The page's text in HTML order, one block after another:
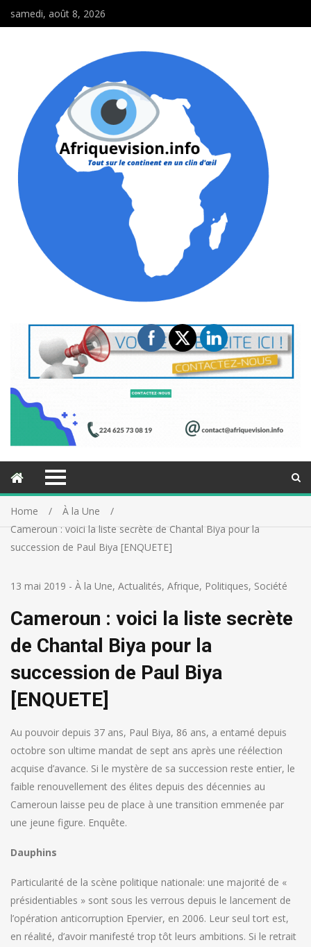
samedi, août 8, 2026
Home
À la Une
Cameroun : voici la liste secrète de Chantal Biya pour la
succession de Paul Biya [ENQUETE]
13 mai 2019 - À la Une, Actualités, Afrique, Politiques, Société
Cameroun : voici la liste secrète
de Chantal Biya pour la
succession de Paul Biya
[ENQUETE]
Au pouvoir depuis 37 ans, Paul Biya, 86 ans, a entamé depuis
octobre son ultime mandat de sept ans après une réélection
acquise d’avance. Si le mystère de sa succession reste entier, le
faible renouvellement des élites depuis des décennies au
Cameroun laisse peu de place à une transition emmenée par
une jeune figure. Enquête.
Dauphins
Particularité de la scène politique nationale: une majorité de «
présidentiables » sont sous les verrous depuis le lancement de
l’opération anticorruption Epervier, en 2006. Leur seul tort est,
en réalité, d’avoir manifesté trop tôt leurs ambitions. Si le retrait